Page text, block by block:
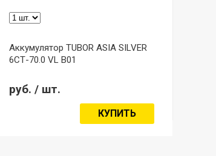
Аккумулятор TUBOR ASIA SILVER
6СТ-70.0 VL B01
руб. / шт.
КУПИТЬ